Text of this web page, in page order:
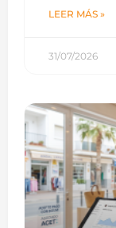
LEER MÁS »
31/07/2026